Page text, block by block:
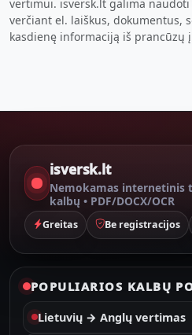
vertimui. isversk.lt galima
verčiant el. laiškus, dokumentus,
kasdienę informaciją iš prancūzų
isversk.lt
Nemokamas internetinis
kalbų • PDF/DOCX/OCR
Greitas Be registracijos
POPULIARIOS KALBŲ
Lietuvių → Anglų vertimas